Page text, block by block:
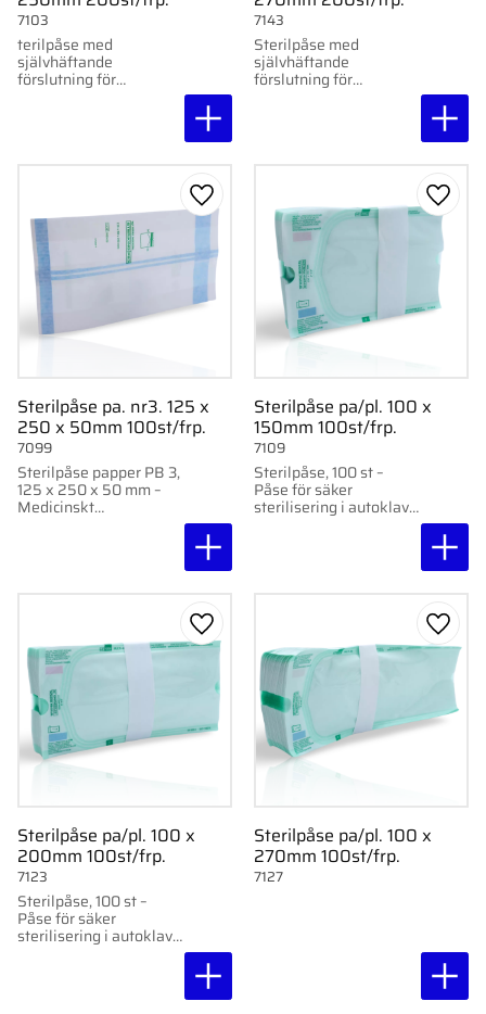
terilpåse med
självhäftande
förslutning för
autoklav, formaldehyd
7103
Sterilpåse med
självhäftande
förslutning för
ånga/autoklav,
7143
Sterilpåse pa. nr3. 125 x
250 x 50mm 100st/frp.
Sterilpåse papper PB 3,
125 x 250 x 50 mm –
Medicinskt
7099
Lägg till i favoriter
Sterilpåse pa/pl. 100 x
150mm 100st/frp.
Sterilpåse, 100 st –
Påse för säker
sterilisering i autoklav
7109
Lägg
Sterilpåse pa/pl. 100 x
200mm 100st/frp.
Sterilpåse, 100 st –
Påse för säker
sterilisering i autoklav
7123
Lägg till i favoriter
Sterilpåse pa/pl. 100 x
270mm 100st/frp.
7127
Lägg